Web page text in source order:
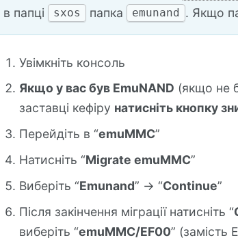
в папці
sxos папка emunand . Якщо
Увімкніть консоль
Якщо у вас був EmuNAND (якщо не
заставці кефіру натисніть кнопку
Перейдіть в “emuMMC”
Натисніть “Migrate emuMMC”
Виберіть “Emunand” -> “Continue”
Після закінчення міграції натисніть “
виберіть “emuMMC/EF00” (замість